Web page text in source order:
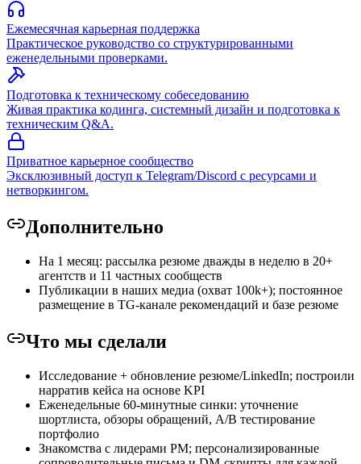
Ежемесячная карьерная поддержка
Практическое руководство со структурированными
еженедельными проверками.
Подготовка к техническому собеседованию
Живая практика кодинга, системный дизайн и подготовка к
техническим Q&A.
Приватное карьерное сообщество
Эксклюзивный доступ к Telegram/Discord с ресурсами и
нетворкингом.
Дополнительно
На 1 месяц: рассылка резюме дважды в неделю в 20+
агентств и 11 частных сообществ
Публикации в наших медиа (охват 100k+); постоянное
размещение в TG-канале рекомендаций и базе резюме
Что мы сделали
Исследование + обновление резюме/LinkedIn; построили
нарратив кейса на основе KPI
Еженедельные 60-минутные синки: уточнение
шортлиста, обзоры обращений, A/B тестирование
портфолио
Знакомства с лидерами PM; персонализированные